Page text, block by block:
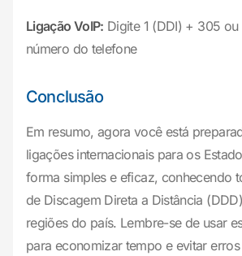
Ligação VoIP: Digite 1 (DDI) + 305
número do telefone
Conclusão
Em resumo, agora você está
ligações internacionais para os
forma simples e eficaz, conhecendo
de Discagem Direta a Distância
regiões do país. Lembre-se de usar
para economizar tempo e evitar